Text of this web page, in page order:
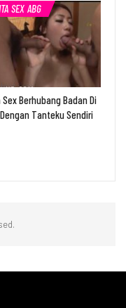
SEX ABG
Berhubang Badan Di
Tanteku Sendiri